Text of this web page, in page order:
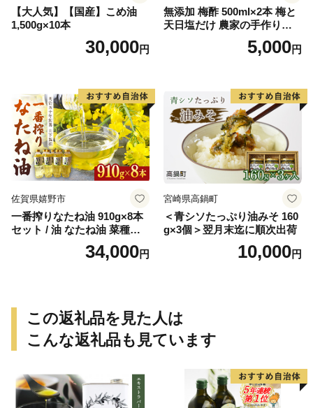
【大人気】【国産】こめ油
1,500g×10本
30,000円
無添加 梅酢 500ml×2本 梅と
天日塩だけ 農家の手作り完
5,000円
佐賀県嬉野市
一番搾りなたね油 910g×8本
セット / 油 なたね油 菜種油
ナタネ【山下製油】 [NBE00
34,000円
宮崎県高鍋町
＜青シソたっぷり油みそ 160
g×3個＞翌月末迄に順次出荷
10,000円
この返礼品を見た人は
こんな返礼品も見ています